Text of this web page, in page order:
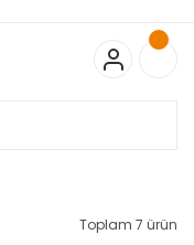
50 Adet Alımlarda
ve Üzeri EMKO Ürünleri
GEMO Ürünleri
100 Adet
Toplam 7 ürün